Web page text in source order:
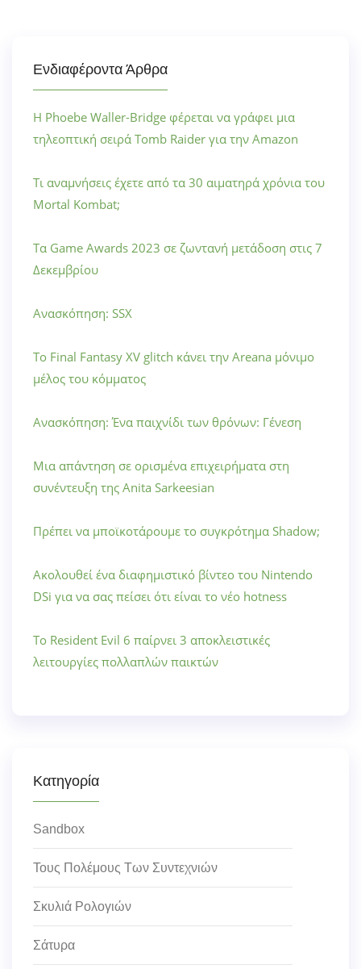
Ενδιαφέροντα Άρθρα
Η Phoebe Waller-Bridge φέρεται να γράφει μια
τηλεοπτική σειρά Tomb Raider για την Amazon
Τι αναμνήσεις έχετε από τα 30 αιματηρά χρόνια του
Mortal Kombat;
Τα Game Awards 2023 σε ζωντανή μετάδοση στις 7
Δεκεμβρίου
Ανασκόπηση: SSX
Το Final Fantasy XV glitch κάνει την Areana μόνιμο
μέλος του κόμματος
Ανασκόπηση: Ένα παιχνίδι των θρόνων: Γένεση
Μια απάντηση σε ορισμένα επιχειρήματα στη
συνέντευξη της Anita Sarkeesian
Πρέπει να μποϊκοτάρουμε το συγκρότημα Shadow;
Ακολουθεί ένα διαφημιστικό βίντεο του Nintendo
DSi για να σας πείσει ότι είναι το νέο hotness
Το Resident Evil 6 παίρνει 3 αποκλειστικές
λειτουργίες πολλαπλών παικτών
Κατηγορία
Sandbox
Τους Πολέμους Των Συντεχνιών
Σκυλιά Ρολογιών
Σάτυρα